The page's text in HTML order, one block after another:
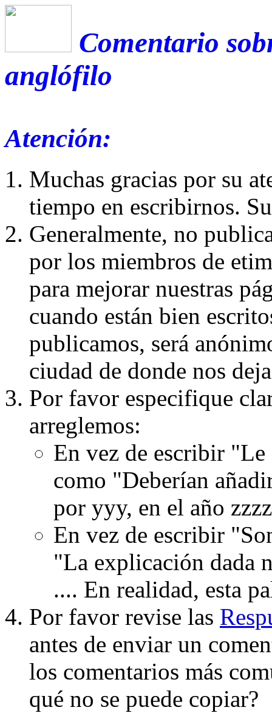
Comentario
anglófilo
Atención:
Muchas gracias por su
tiempo en escribirnos.
Generalmente, no
por los miembros de
para mejorar nuestras
cuando están bien
publicamos, será
ciudad de donde nos
Por favor especifique
arreglemos:
En vez de escribir
como "Deberían
por yyy, en el año
En vez de escribir
"La explicación dada
.... En realidad, esta
Por favor revise las
antes de enviar un
los comentarios más
qué no se puede copiar?